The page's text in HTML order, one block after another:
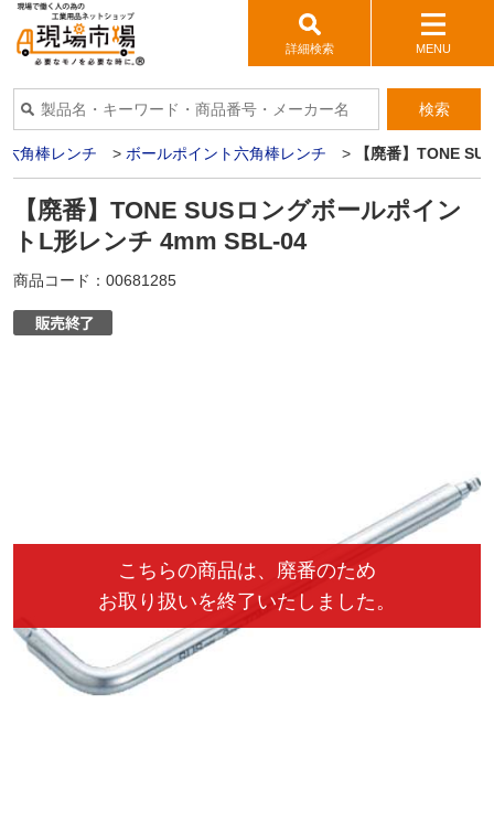
詳細検索 MENU
検索
角棒レンチ > ボールポイント六角棒レンチ > 【廃番】TONE
【廃番】TONE SUSロングボールポイン
トL形レンチ 4mm SBL-04
商品コード： 00681285